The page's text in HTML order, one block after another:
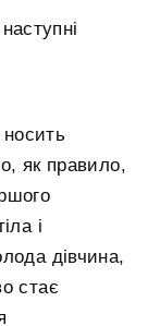
як правило,
і
дівчина,
стає